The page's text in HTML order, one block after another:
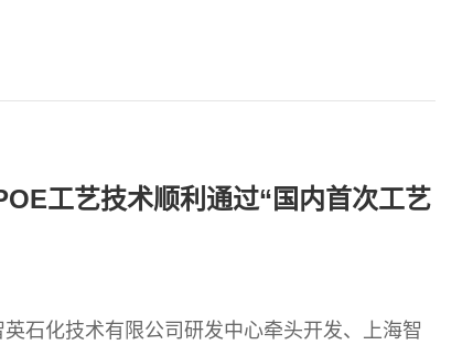
工艺技术顺利通过“国内首次工艺
石化技术有限公司研发中心牵头开发、上海智